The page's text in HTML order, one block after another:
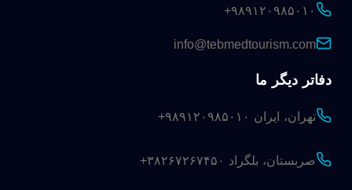
+۹۸۹۱۲۰۹۸۵۰۱۰
info@tebmedtourism.com
دفاتر دیگر ما
تهران، ایران +۹۸۹۱۲۰۹۸۵۰۱۰
صربستان، بلگراد +۳۸۲۶۷۲۶۷۴۵۰